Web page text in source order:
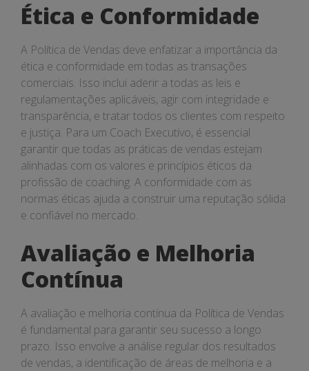
Ética e Conformidade
A Política de Vendas deve enfatizar a importância da
ética e conformidade em todas as transações
comerciais. Isso inclui aderir a todas as leis e
regulamentações aplicáveis, agir com integridade e
transparência, e tratar todos os clientes com respeito
e justiça. Para um Coach Executivo, é essencial
garantir que todas as práticas de vendas estejam
alinhadas com os valores e princípios éticos da
profissão de coaching. A conformidade com as
normas éticas ajuda a construir uma reputação sólida
e confiável no mercado.
Avaliação e Melhoria
Contínua
A avaliação e melhoria contínua da Política de Vendas
é fundamental para garantir seu sucesso a longo
prazo. Isso envolve a análise regular dos resultados
de vendas, a identificação de áreas de melhoria e a